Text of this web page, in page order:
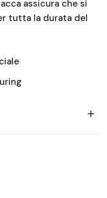
56
assicura che si
tutta la durata del